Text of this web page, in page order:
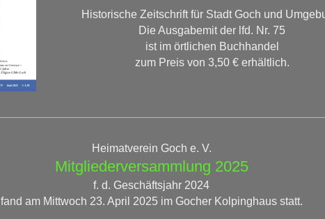
Historische Zeitschrift für Stadt Goch und
Die Ausgabemit der lfd. Nr. 75
ist im örtlichen Buchhandel
zum Preis von 3,50 € erhältlich.
Heimatverein Goch e. V.
Mitgliederversammlung 2025
f. d. Geschäftsjahr 2024
fand am Mittwoch 23. April 2025 im Gocher Kolpinghaus statt.